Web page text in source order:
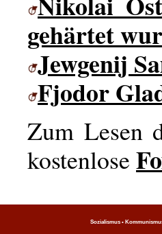
gehärtet
Jewgenij
Fjodor
Zum Lesen
kostenlose
Sozialismus •